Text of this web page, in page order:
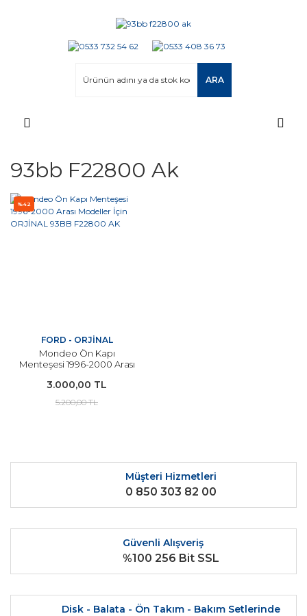
ARA
93bb F22800 Ak
%42
FORD - ORJİNAL
Mondeo Ön Kapı
Menteşesi 1996-2000 Arası
93BB F22800 AK
3.000,00 TL
5.200,00 TL
Müşteri Hizmetleri
0 850 303 82 00
Güvenli Alışveriş
%100 256 Bit SSL
Disk - Balata - Ön Takım - Bakım Setlerinde